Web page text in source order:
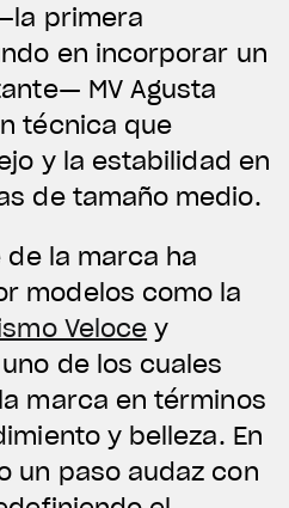
primera
en incorporar un
MV Agusta
técnica que
y la estabilidad en
de tamaño medio.
la marca ha
modelos como la
Veloce y
de los cuales
marca en términos
y belleza. En
un paso audaz con